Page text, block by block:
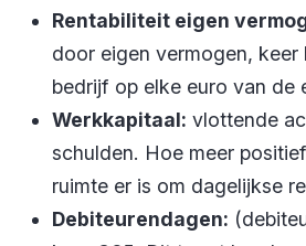
Rentabiliteit eigen
door eigen vermogen,
bedrijf op elke euro van de
Werkkapitaal: vlottende
schulden. Hoe meer
ruimte er is om dagelijkse
Debiteurendagen: